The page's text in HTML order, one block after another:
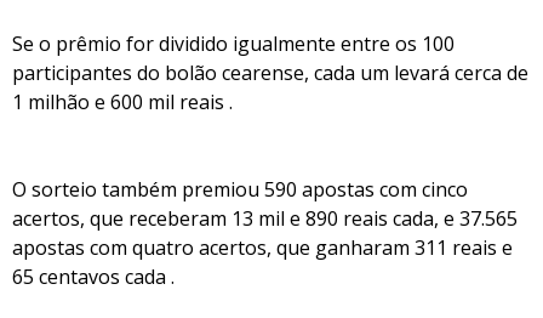
Se o prêmio for dividido igualmente entre os 100
participantes do bolão cearense, cada um levará cerca de
1 milhão e 600 mil reais .
O sorteio também premiou 590 apostas com cinco
acertos, que receberam 13 mil e 890 reais cada, e 37.565
apostas com quatro acertos, que ganharam 311 reais e
65 centavos cada .